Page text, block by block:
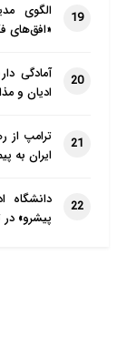
19
الگوی
«افق‌های
20
آمادگی
ادیان و
21
ترامپ از
ایران به
22
دانشگاه
پیشرو» در